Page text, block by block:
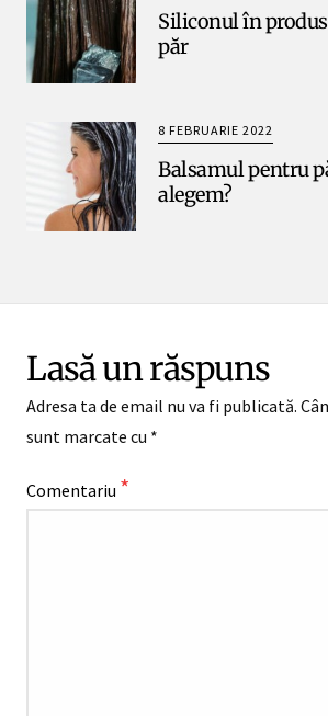
Siliconul în
păr
8 FEBRUARIE 2022
Balsamul pentru
alegem?
Lasă un răspuns
Adresa ta de email nu va fi publicată.
sunt marcate cu *
Comentariu *